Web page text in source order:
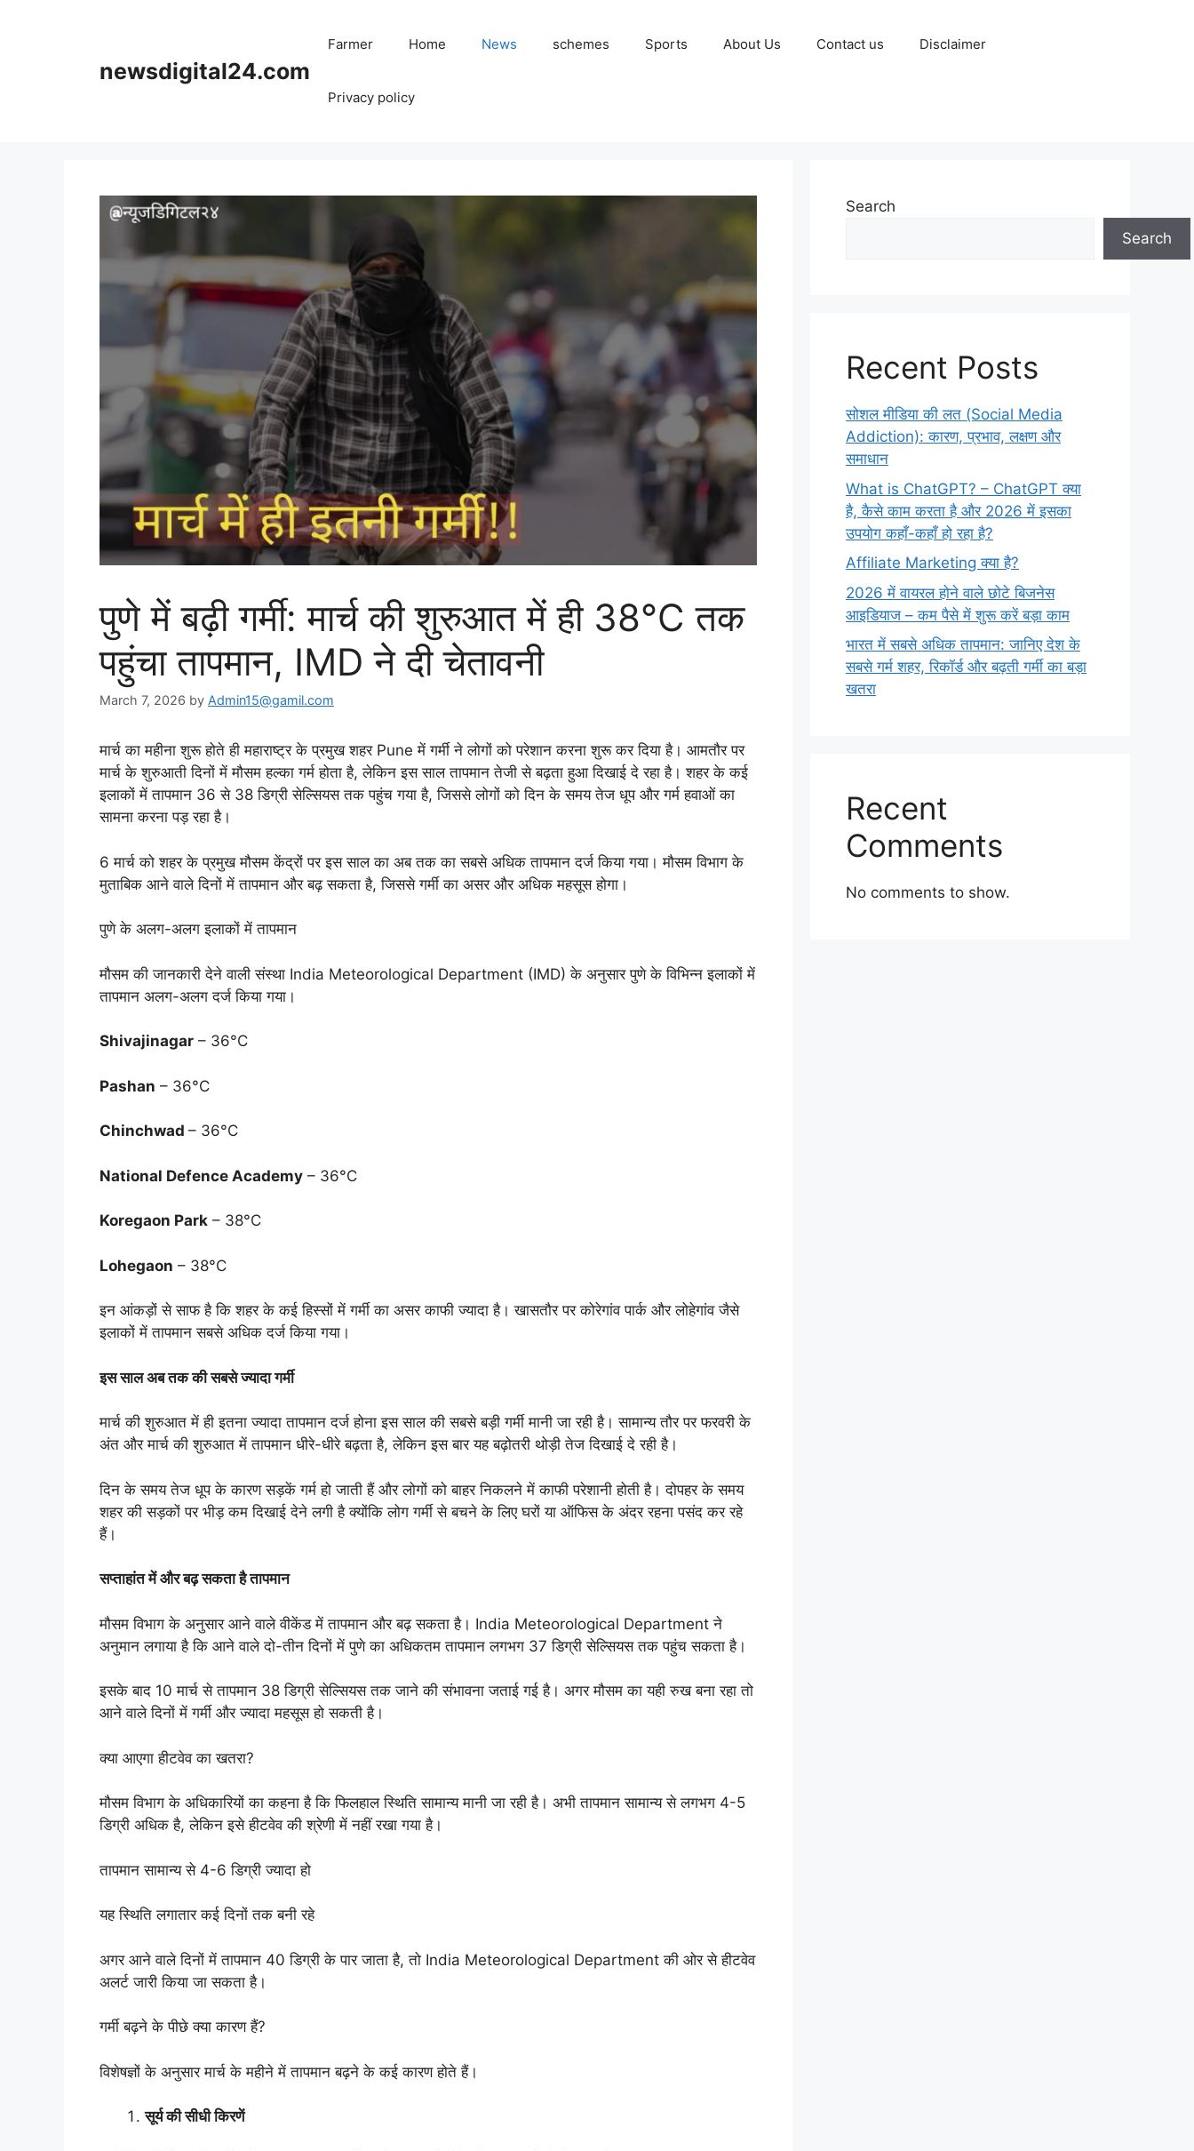
newsdigital24.com
Farmer Home News schemes Sports About Us Contact us Disclaimer
Privacy policy
पुणे में बढ़ी गर्मी: मार्च की शुरुआत में ही 38°C तक
पहुंचा तापमान, IMD ने दी चेतावनी
March 7, 2026 by Admin15@gamil.com
मार्च का महीना शुरू होते ही महाराष्ट्र के प्रमुख शहर Pune में गर्मी ने लोगों को परेशान करना शुरू कर दिया है। आमतौर पर
मार्च के शुरुआती दिनों में मौसम हल्का गर्म होता है, लेकिन इस साल तापमान तेजी से बढ़ता हुआ दिखाई दे रहा है। शहर के कई
इलाकों में तापमान 36 से 38 डिग्री सेल्सियस तक पहुंच गया है, जिससे लोगों को दिन के समय तेज धूप और गर्म हवाओं का
सामना करना पड़ रहा है।
6 मार्च को शहर के प्रमुख मौसम केंद्रों पर इस साल का अब तक का सबसे अधिक तापमान दर्ज किया गया। मौसम विभाग के
मुताबिक आने वाले दिनों में तापमान और बढ़ सकता है, जिससे गर्मी का असर और अधिक महसूस होगा।
पुणे के अलग-अलग इलाकों में तापमान
मौसम की जानकारी देने वाली संस्था India Meteorological Department (IMD) के अनुसार पुणे के विभिन्न इलाकों में
तापमान अलग-अलग दर्ज किया गया।
Shivajinagar – 36°C
Pashan – 36°C
Chinchwad – 36°C
National Defence Academy – 36°C
Koregaon Park – 38°C
Lohegaon – 38°C
इन आंकड़ों से साफ है कि शहर के कई हिस्सों में गर्मी का असर काफी ज्यादा है। खासतौर पर कोरेगांव पार्क और लोहेगांव जैसे
इलाकों में तापमान सबसे अधिक दर्ज किया गया।
इस साल अब तक की सबसे ज्यादा गर्मी
मार्च की शुरुआत में ही इतना ज्यादा तापमान दर्ज होना इस साल की सबसे बड़ी गर्मी मानी जा रही है। सामान्य तौर पर फरवरी के
अंत और मार्च की शुरुआत में तापमान धीरे-धीरे बढ़ता है, लेकिन इस बार यह बढ़ोतरी थोड़ी तेज दिखाई दे रही है।
दिन के समय तेज धूप के कारण सड़कें गर्म हो जाती हैं और लोगों को बाहर निकलने में काफी परेशानी होती है। दोपहर के समय
शहर की सड़कों पर भीड़ कम दिखाई देने लगी है क्योंकि लोग गर्मी से बचने के लिए घरों या ऑफिस के अंदर रहना पसंद कर रहे
हैं।
सप्ताहांत में और बढ़ सकता है तापमान
मौसम विभाग के अनुसार आने वाले वीकेंड में तापमान और बढ़ सकता है। India Meteorological Department ने
अनुमान लगाया है कि आने वाले दो-तीन दिनों में पुणे का अधिकतम तापमान लगभग 37 डिग्री सेल्सियस तक पहुंच सकता है।
इसके बाद 10 मार्च से तापमान 38 डिग्री सेल्सियस तक जाने की संभावना जताई गई है। अगर मौसम का यही रुख बना रहा तो
आने वाले दिनों में गर्मी और ज्यादा महसूस हो सकती है।
क्या आएगा हीटवेव का खतरा?
मौसम विभाग के अधिकारियों का कहना है कि फिलहाल स्थिति सामान्य मानी जा रही है। अभी तापमान सामान्य से लगभग 4-5
डिग्री अधिक है, लेकिन इसे हीटवेव की श्रेणी में नहीं रखा गया है।
तापमान सामान्य से 4-6 डिग्री ज्यादा हो
यह स्थिति लगातार कई दिनों तक बनी रहे
अगर आने वाले दिनों में तापमान 40 डिग्री के पार जाता है, तो India Meteorological Department की ओर से हीटवेव
अलर्ट जारी किया जा सकता है।
गर्मी बढ़ने के पीछे क्या कारण हैं?
विशेषज्ञों के अनुसार मार्च के महीने में तापमान बढ़ने के कई कारण होते हैं।
सूर्य की सीधी किरणें
Search
Search
Recent Posts
सोशल मीडिया की लत (Social Media
Addiction): कारण, प्रभाव, लक्षण और
समाधान
What is ChatGPT? – ChatGPT क्या
है, कैसे काम करता है और 2026 में इसका
उपयोग कहाँ-कहाँ हो रहा है?
Affiliate Marketing क्या है?
2026 में वायरल होने वाले छोटे बिजनेस
आइडियाज – कम पैसे में शुरू करें बड़ा काम
भारत में सबसे अधिक तापमान: जानिए देश के
सबसे गर्म शहर, रिकॉर्ड और बढ़ती गर्मी का बड़ा
खतरा
Recent
Comments
No comments to show.